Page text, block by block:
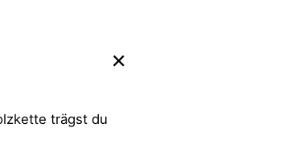
trägst du